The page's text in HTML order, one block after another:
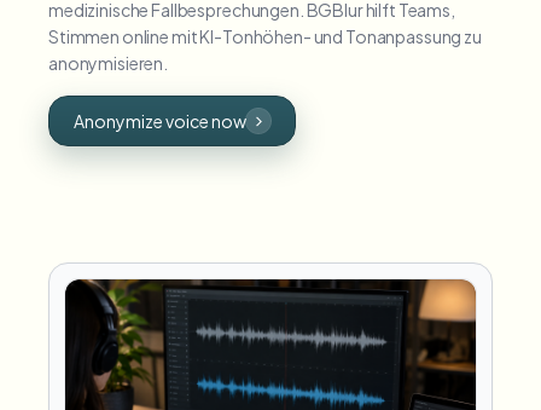
medizinische Fallbesprechungen. BGBlur hilft Teams,
Stimmen online mit KI-Tonhöhen- und Tonanpassung zu
anonymisieren.
Anonymize voice now